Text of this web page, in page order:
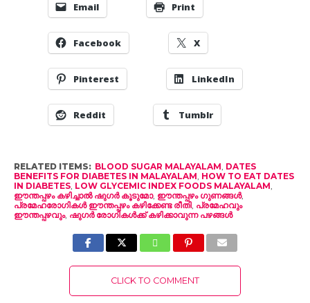
Email Print
Facebook X
Pinterest LinkedIn
Reddit Tumblr
RELATED ITEMS: BLOOD SUGAR MALAYALAM, DATES
BENEFITS FOR DIABETES IN MALAYALAM, HOW TO EAT DATES
IN DIABETES, LOW GLYCEMIC INDEX FOODS MALAYALAM,
ഈന്തപ്പഴം കഴിച്ചാൽ ഷുഗർ കൂടുമോ, ഈന്തപ്പഴം ഗുണങ്ങൾ,
പ്രമേഹരോഗികൾ ഈന്തപ്പഴം കഴിക്കേണ്ട രീതി, പ്രമേഹവും
ഈന്തപ്പഴവും, ഷുഗർ രോഗികൾക്ക് കഴിക്കാവുന്ന പഴങ്ങൾ
CLICK TO COMMENT